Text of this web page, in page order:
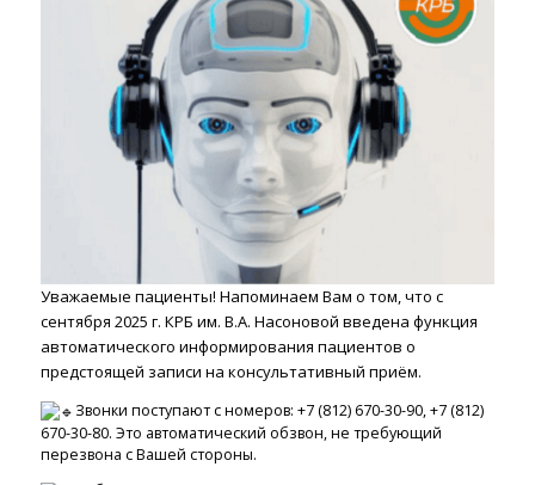
Уважаемые пациенты! Напоминаем Вам о том, что с
сентября 2025 г. КРБ им. В.А. Насоновой введена функция
автоматического информирования пациентов о
предстоящей записи на консультативный приём.
Звонки поступают с номеров: +7 (812) 670-30-90, +7 (812)
670-30-80. Это автоматический обзвон, не требующий
перезвона с Вашей стороны.